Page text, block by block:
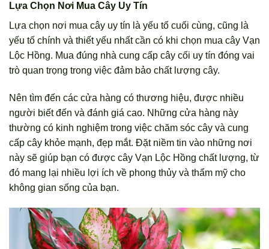
Lựa Chọn Nơi Mua Cây Uy Tín
Lựa chọn nơi mua cây uy tín là yếu tố cuối cùng, cũng là
yếu tố chính và thiết yếu nhất cần có khi chọn mua cây Vạn
Lộc Hồng. Mua đúng nhà cung cấp cây cối uy tín đóng vai
trò quan trọng trong việc đảm bảo chất lượng cây.
Nên tìm đến các cửa hàng có thương hiệu, được nhiều
người biết đến và đánh giá cao. Những cửa hàng này
thường có kinh nghiệm trong việc chăm sóc cây và cung
cấp cây khỏe mạnh, đẹp mắt. Đặt niềm tin vào những nơi
này sẽ giúp bạn có được cây Vạn Lộc Hồng chất lượng, từ
đó mang lại nhiều lợi ích về phong thủy và thẩm mỹ cho
không gian sống của bạn.